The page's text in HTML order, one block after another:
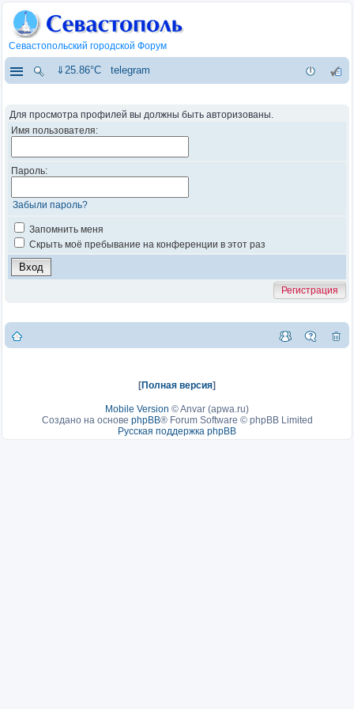
Севастопольский городской Форум
⇓25.86°C telegram
Для просмотра профилей вы должны быть авторизованы.
Имя пользователя:
Пароль:
Забыли пароль?
Запомнить меня
Скрыть моё пребывание на конференции в этот раз
Регистрация
[Полная версия]
Mobile Version ©Anvar (apwa.ru)
Создано на основе phpBB® Forum Software © phpBB Limited
Русская поддержка phpBB